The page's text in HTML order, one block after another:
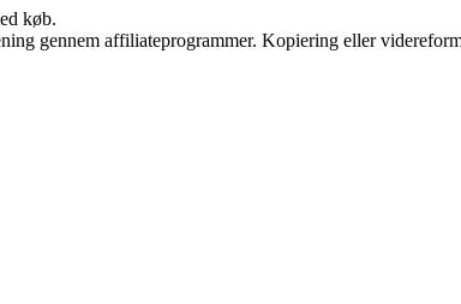
køb.
gennem affiliateprogrammer. Kopiering eller